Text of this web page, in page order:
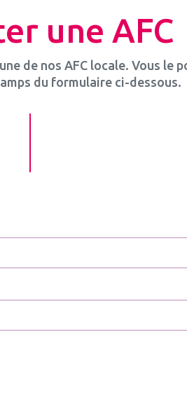
une AFC
de nos AFC locale. Vous le
du formulaire ci-dessous.